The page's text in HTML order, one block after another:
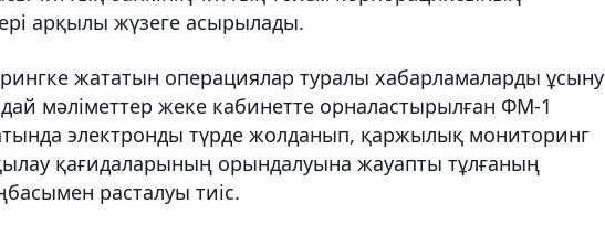
арқылы жүзеге асырылады.
жататын операциялар туралы хабарламаларды ұсыну
мәліметтер жеке кабинетте орналастырылған ФМ-1
электронды түрде жолданып, қаржылық мониторинг
қағидаларының орындалуына жауапты тұлғаның
расталуы тиіс.